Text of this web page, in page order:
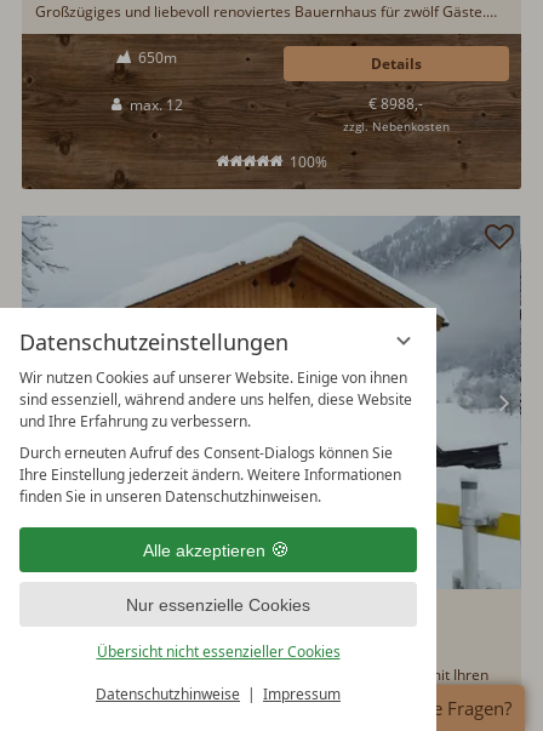
Datenschutzeinstellungen
Wir nutzen Cookies auf unserer Website. Einige von ihnen
sind essenziell, während andere uns helfen, diese Website
und Ihre Erfahrung zu verbessern.
Durch erneuten Aufruf des Consent-Dialogs können Sie
Ihre Einstellung jederzeit ändern. Weitere Informationen
finden Sie in unseren Datenschutzhinweisen.
Alle akzeptieren
Nur essenzielle Cookies
Übersicht nicht essenzieller Cookies
Datenschutzhinweise Impressum
Großzügiges und liebevoll renoviertes Bauernhaus für zwölf Gäste.
Wintersportmöglichkeit im nahegelegenen Skigebiet Wilder Kaiser-
Brixental. Sehr schöne Einrichtung mit viel Holz, Kachelofen, Holzofen,
Fußbodenheizung, Steinwand, sehr gepflegter Garten u.v.m...
650m
max. 12
100%
€ 8988,-
zzgl. Nebenkosten
Details
Toni Häusl
Österreich - Salzburg - Dorfgastein
Ob Sie Ruhe suchen, die Natur erkunden oder einfach Zeit mit Ihren
Liebsten verbringen möchten - das Toni Häusl ist der ideale Ort dafür.
Hier finden Sie Erholung, Privatsphäre und den besonderen Charme
Haben Sie Fragen?